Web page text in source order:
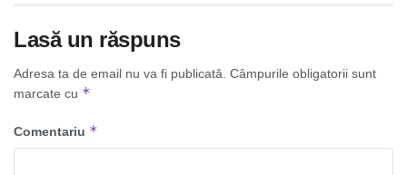
Lasă un răspuns
Adresa ta de email nu va fi publicată. Câmpurile obligatorii sunt
marcate cu *
Comentariu *